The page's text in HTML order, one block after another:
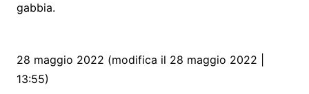
gabbia.
28 maggio 2022 (modifica il 28 maggio 2022 |
13:55)